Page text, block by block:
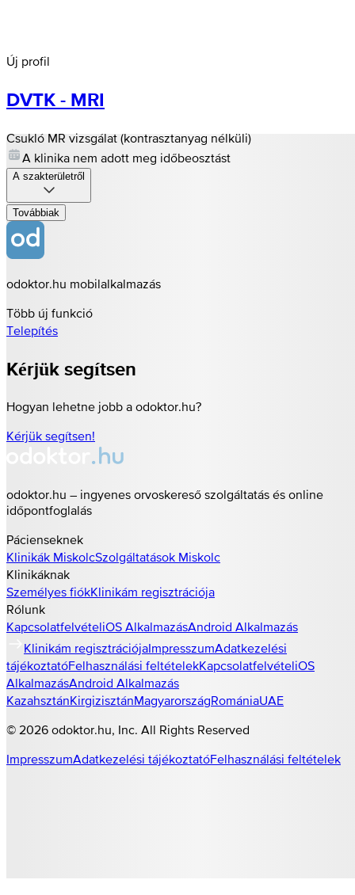
Új profil
DVTK - MRI
Csukló MR vizsgálat (kontrasztanyag nélküli)
A klinika nem adott meg időbeosztást
A szakterületről
Továbbiak
odoktor.hu mobilalkalmazás
Több új funkció
Telepítés
Kérjük segítsen
Hogyan lehetne jobb a odoktor.hu?
Kérjük segítsen!
odoktor.hu – ingyenes orvoskereső szolgáltatás és online
időpontfoglalás
Pácienseknek
Klinikák MiskolcSzolgáltatások Miskolc
Klinikáknak
Személyes fiókKlinikám regisztrációja
Rólunk
KapcsolatfelvételiOS AlkalmazásAndroid Alkalmazás
Klinikám regisztrációjaImpresszumAdatkezelési
tájékoztatóFelhasználási feltételekKapcsolatfelvételiOS
AlkalmazásAndroid Alkalmazás
KazahsztánKirgizisztánMagyarországRomániaUAE
© 2026 odoktor.hu , Inc. All Rights Reserved
ImpresszumAdatkezelési tájékoztatóFelhasználási feltételek